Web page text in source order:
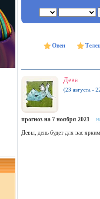
Овен
Дева
(23 августа -
прогноз на 7 ноября 2021
Девы, день будет для вас